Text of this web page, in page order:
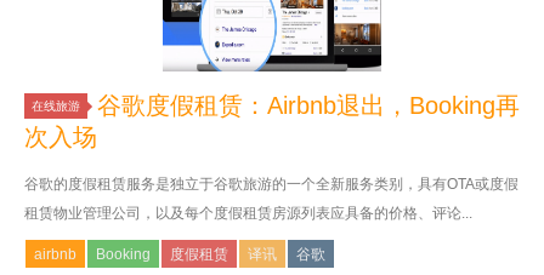
在线旅游
谷歌度假租赁：Airbnb退出，Booking再
次入场
谷歌的度假租赁服务是独立于谷歌旅游的一个全新服务类别，具有OTA或度假
租赁物业管理公司，以及每个度假租赁房源列表应具备的价格、评论...
airbnb Booking 度假租赁 译讯 谷歌